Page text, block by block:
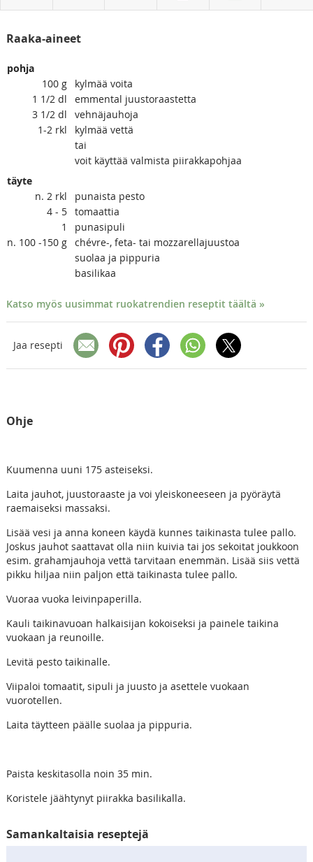
Raaka-aineet
pohja
100 g
kylmää voita
1 1/2 dl
emmental juustoraastetta
3 1/2 dl
vehnäjauhoja
1-2 rkl
kylmää vettä
tai
voit käyttää valmista piirakkapohjaa
täyte
n. 2 rkl
punaista pesto
4 - 5 tomaattia
1
punasipuli
n. 100 -150 g chévre-, feta- tai mozzarellajuustoa
suolaa ja pippuria
basilikaa
Katso myös uusimmat ruokatrendien reseptit täältä »
Jaa resepti
Ohje
Kuumenna uuni 175 asteiseksi.
Laita jauhot, juustoraaste ja voi yleiskoneeseen ja pyöräytä
raemaiseksi massaksi.
Lisää vesi ja anna koneen käydä kunnes taikinasta tulee pallo.
Joskus jauhot saattavat olla niin kuivia tai jos sekoitat joukkoon
esim. grahamjauhoja vettä tarvitaan enemmän. Lisää siis vettä
pikku hiljaa niin paljon että taikinasta tulee pallo.
Vuoraa vuoka leivinpaperilla.
Kauli taikinavuoan halkaisijan kokoiseksi ja painele taikina
vuokaan ja reunoille.
Levitä pesto taikinalle.
Viipaloi tomaatit, sipuli ja juusto ja asettele vuokaan
vuorotellen.
Laita täytteen päälle suolaa ja pippuria.
Paista keskitasolla noin 35 min.
Koristele jäähtynyt piirakka basilikalla.
Samankaltaisia reseptejä